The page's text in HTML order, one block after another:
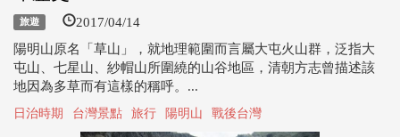
旅遊 2017/04/14
陽明山原名「草山」，就地理範圍而言屬大屯火山群，泛指大
屯山、七星山、紗帽山所圍繞的山谷地區，清朝方志曾描述該
地因為多草而有這樣的稱呼。...
日治時期 台灣景點 旅行 陽明山 戰後台灣